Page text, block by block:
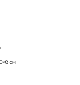
см